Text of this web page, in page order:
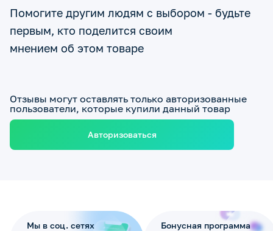
Помогите другим людям с выбором - будьте
первым, кто поделится своим
мнением об этом товаре
Отзывы могут оставлять только авторизованные
пользователи, которые купили данный товар
Авторизоваться
Мы в соц. сетях Бонусная программа